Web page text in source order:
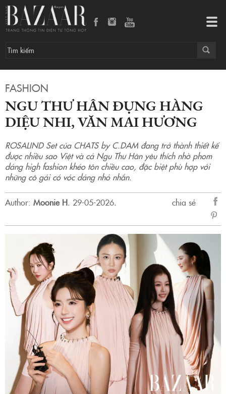
FASHION
NGU THƯ HÂN ĐỤNG HÀNG
DIỆU NHI, VĂN MAI HƯƠNG
ROSALIND Set của CHATS by C.DAM đang trở thành thiết kế
được nhiều sao Việt và cả Ngu Thư Hân yêu thích nhờ phom
dáng high fashion khéo tôn chiều cao, đặc biệt phù hợp với
những cô gái có vóc dáng nhỏ nhắn.
Author: Moonie H. 29-05-2026.
chia sẻ
sẻ